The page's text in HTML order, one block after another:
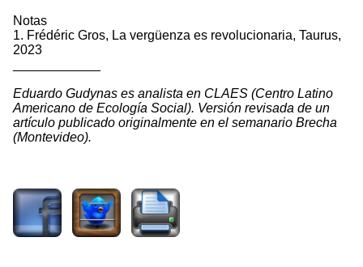
Notas
1. Frédéric Gros, La vergüenza es revolucionaria, Taurus,
2023
Eduardo Gudynas es analista en CLAES (Centro Latino
Americano de Ecología Social). Versión revisada de un
artículo publicado originalmente en el semanario Brecha
(Montevideo).